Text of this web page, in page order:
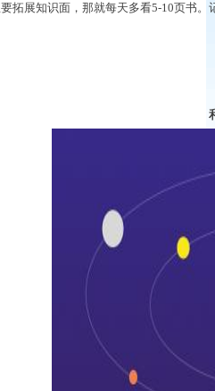
拓展知识面，那就每天多看5-10页书。